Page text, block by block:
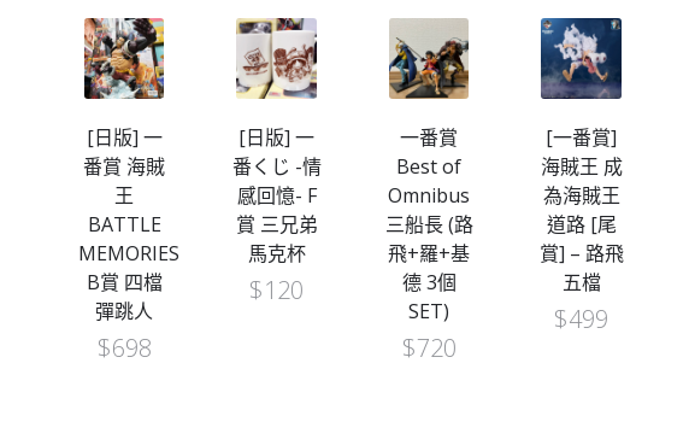
[日版] 一
番賞 海賊
王
BATTLE
MEMORIES
B賞 四檔
彈跳人
$698
[日版] 一
番くじ -情
感回憶- F
賞 三兄弟
馬克杯
$120
一番賞
Best of
Omnibus
三船長 (路
飛+羅+基
德 3個
SET)
$720
[一番賞]
海賊王 成
為海賊王
道路 [尾
賞] – 路飛
五檔
$499